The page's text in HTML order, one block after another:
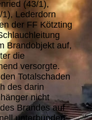
(43/1),
Lederdorn
der FF Kötzting
Brandobjekt auf,
die
versorgte.
Totalschaden
des darin
nicht
Brandes auf